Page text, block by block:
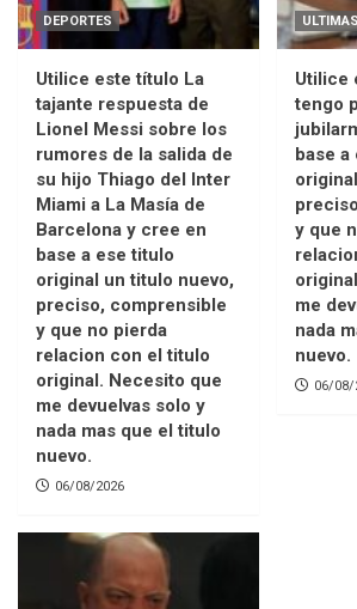
DEPORTES
Utilice este título La
tajante respuesta de
Lionel Messi sobre los
rumores de la salida de
su hijo Thiago del Inter
Miami a La Masía de
Barcelona y cree en
base a ese titulo
original un titulo nuevo,
preciso, comprensible
y que no pierda
relacion con el titulo
original. Necesito que
me devuelvas solo y
nada mas que el titulo
nuevo.
06/08/2026
Utilice
tengo
base a
y que
me
nada
nuevo.
06/08/